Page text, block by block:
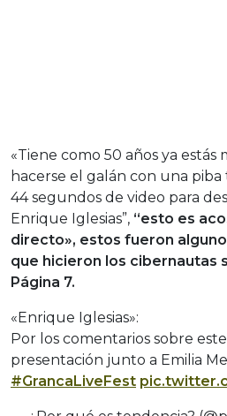
«Tiene como 50 años ya estás
hacerse el galán con una piba
44 segundos de video para
Enrique Iglesias”, “esto es
directo», estos fueron
que hicieron los cibernautas
Página 7.
«Enrique Iglesias»:
Por los comentarios sobre
presentación junto a Emilia
#GrancaLiveFest